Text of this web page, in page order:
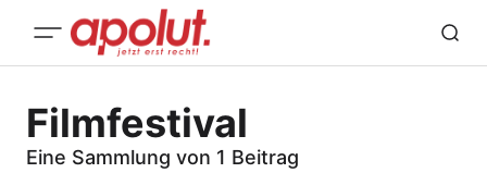
Filmfestival
Eine Sammlung von 1 Beitrag